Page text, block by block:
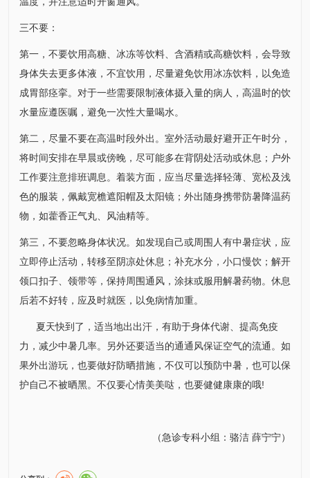
三不要：
第一，不要饮用高糖、冰冻等饮料、含酒精或高糖饮料，会导致
身体失去更多体液，不宜饮用，尽量避免饮用冰冻饮料，以免造
成胃部痉挛。对于一些需要限制液体摄入量的病人，高温时的饮
水量应遵医嘱，避免一次性大量喝水。
第二，尽量不要在高温时段外出。室外活动最好避开正午时分，
将时间安排在早晨或傍晚，尽可能多在背阴处活动或休息；户外
工作要注意排班调息。着装方面，应当尽量选择轻薄、宽松及浅
色的服装，佩戴宽檐遮阳帽及太阳镜；外出随身携带防暑降温药
物，如藿香正气丸、风油精等。
第三，不要忽略身体状况。如发现自己或周围人有中暑症状，应
立即停止活动，转移至阴凉处休息；补充水分，小口慢饮；解开
领口扣子、领带等，保持周围通风，涂抹或服用解暑药物。休息
后若不好转，应及时就医，以免病情加重。
夏天快到了，适当地出出汗，有助于身体代谢、提高免疫
力，减少中暑几率。另外还要适当的通通风保证空气的流通。如
果外出游玩，也要做好防晒措施，不仅可以预防中暑，也可以保
护自己不被晒黑。不仅要心情美美哒，也要健健康康的哦!
（急诊专科小组：骆洁 薛宁宁）